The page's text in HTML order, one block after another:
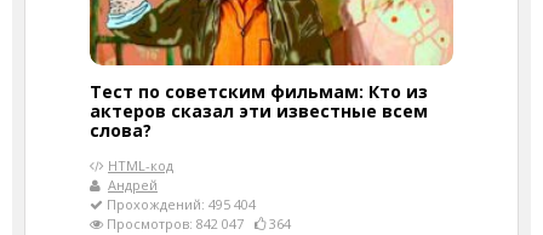
Тест по советским фильмам: Кто из
актеров сказал эти известные всем
слова?
HTML-код
Андрей
Прохождений: 495 404
Просмотров: 842 047
364